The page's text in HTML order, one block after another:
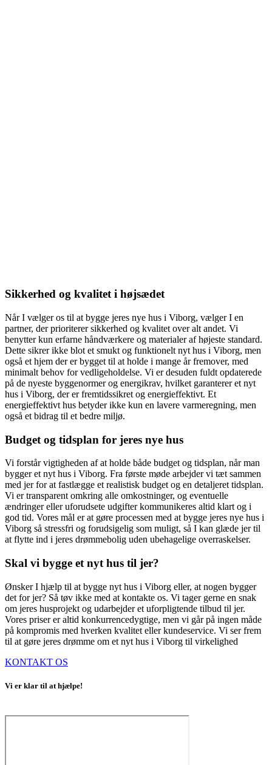
Sikkerhed og kvalitet i højsædet
Når I vælger os til at bygge jeres nye hus i Viborg, vælger I en
partner, der prioriterer sikkerhed og kvalitet over alt andet. Vi
benytter kun erfarne håndværkere og materialer af højeste standard.
Dette sikrer ikke blot et smukt og funktionelt nyt hus i Viborg, men
også et hjem der er bygget til at holde i mange år fremover, med
minimalt behov for vedligeholdelse. Vi er desuden fuldt opdaterede
på de nyeste byggenormer og energikrav, hvilket garanterer et nyt
hus i Viborg, der er fremtidssikret og energieffektivt. Et
energieffektivt hus betyder ikke kun en lavere varmeregning, men
også et bidrag til et bedre miljø.
Budget og tidsplan for jeres nye hus
Vi forstår vigtigheden af at holde både budget og tidsplan, når man
bygger et nyt hus i Viborg. Fra første møde arbejder vi tæt sammen
med jer for at fastlægge et realistisk budget og en detaljeret tidsplan.
Vi er transparent omkring alle omkostninger, og eventuelle
ændringer eller uforudsete udgifter kommunikeres altid klart og i
god tid. Vores mål er at gøre processen med at bygge jeres nye hus i
Viborg så stressfri og forudsigelig som muligt, så I kan glæde jer til
at flytte ind i jeres drømmebolig uden ubehagelige overraskelser.
Skal vi bygge et nyt hus til jer?
Ønsker I hjælp til at bygge nyt hus i Viborg eller, at nogen bygger
det for jer? Så tøv ikke med at kontakte os. Vi tager gerne en snak
om jeres husprojekt og udarbejder et uforpligtende tilbud til jer.
Vores priser er altid konkurrencedygtige, men vi går på ingen måde
på kompromis med hverken kvalitet eller kundeservice. Vi ser frem
til at gøre jeres drømme om et nyt hus i Viborg til virkelighed
KONTAKT OS
Vi er klar til at hjælpe!